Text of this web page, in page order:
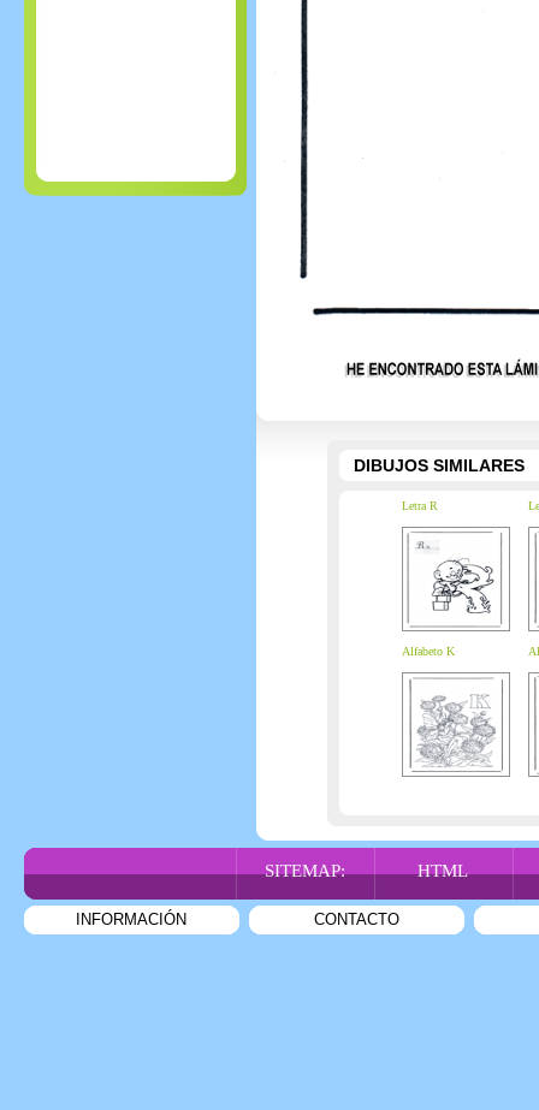
DIBUJOS SIMILARES
Letra R
Alfabeto K
SITEMAP: HTML
INFORMACIÓN CONTACTO